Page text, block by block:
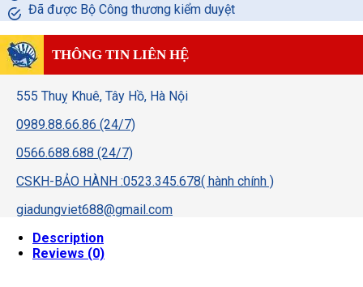
Đã được Bộ Công thương kiểm duyệt
THÔNG TIN LIÊN HỆ
555 Thuỵ Khuê, Tây Hồ, Hà Nội
0989.88.66.86 (24/7)
0566.688.688 (24/7)
CSKH-BẢO HÀNH :0523.345.678( hành chính )
giadungviet688@gmail.com
Description
Reviews (0)